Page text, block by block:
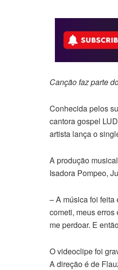
Canção faz parte
Conhecida pelos
cantora gospel
artista lança o
A produção
Isadora Pompeo,
– A música foi
cometi, meus
me perdoar. E
O videoclipe foi
A direção é de